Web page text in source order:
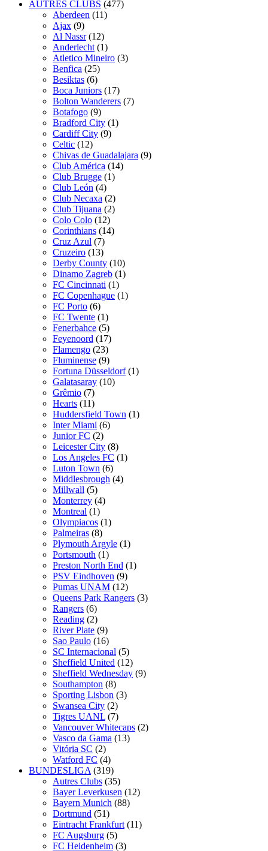
AUTRES CLUBS (477)
Aberdeen (11)
Ajax (9)
Al Nassr (12)
Anderlecht (1)
Atletico Mineiro (3)
Benfica (25)
Besiktas (6)
Boca Juniors (17)
Bolton Wanderers (7)
Botafogo (9)
Bradford City (1)
Cardiff City (9)
Celtic (12)
Chivas de Guadalajara (9)
Club América (14)
Club Brugge (1)
Club León (4)
Club Necaxa (2)
Club Tijuana (2)
Colo Colo (12)
Corinthians (14)
Cruz Azul (7)
Cruzeiro (13)
Derby County (10)
Dinamo Zagreb (1)
FC Cincinnati (1)
FC Copenhague (1)
FC Porto (6)
FC Twente (1)
Fenerbahce (5)
Feyenoord (17)
Flamengo (23)
Fluminense (9)
Fortuna Düsseldorf (1)
Galatasaray (10)
Grêmio (7)
Hearts (11)
Huddersfield Town (1)
Inter Miami (6)
Junior FC (2)
Leicester City (8)
Los Angeles FC (1)
Luton Town (6)
Middlesbrough (4)
Millwall (5)
Monterrey (4)
Montreal (1)
Olympiacos (1)
Palmeiras (8)
Plymouth Argyle (1)
Portsmouth (1)
Preston North End (1)
PSV Eindhoven (9)
Pumas UNAM (12)
Queens Park Rangers (3)
Rangers (6)
Reading (2)
River Plate (9)
Sao Paulo (16)
SC Internacional (5)
Sheffield United (12)
Sheffield Wednesday (9)
Southampton (8)
Sporting Lisbon (3)
Swansea City (2)
Tigres UANL (7)
Vancouver Whitecaps (2)
Vasco da Gama (13)
Vitória SC (2)
Watford FC (4)
BUNDESLIGA (319)
Autres Clubs (35)
Bayer Leverkusen (12)
Bayern Munich (88)
Dortmund (51)
Eintracht Frankfurt (11)
FC Augsburg (5)
FC Heidenheim (3)